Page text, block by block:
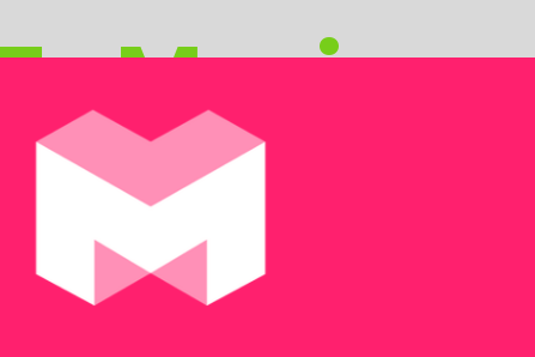
Moving
술이 현실로 나와 산업을 바꾸는 ’MOVING’의 해입니다.
나보세요.